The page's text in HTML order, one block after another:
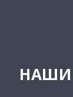
НАШИ